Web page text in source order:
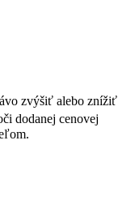
zvýšiť alebo znížiť
dodanej cenovej